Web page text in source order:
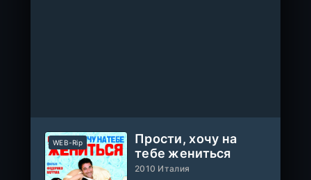
Прости, хочу на
тебе жениться
2010 Италия
WEB-Rip